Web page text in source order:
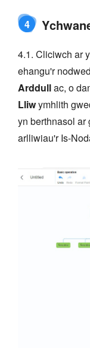
4
4.1. Cliciwch ar y
ehangu'r
Arddullac, o
Lliwymhlith
yn berthnasol ar
arlliwiau'r Is-